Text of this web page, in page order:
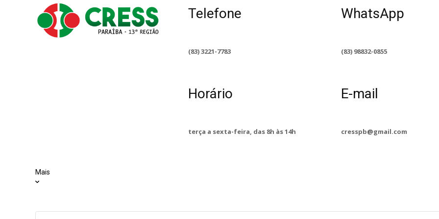
Telefone
(83) 3221-7783
Horário
terça a sexta-feira, das 8h às 14h
WhatsApp
(83) 98832-0855
E-mail
cresspb@gmail.com
Mais